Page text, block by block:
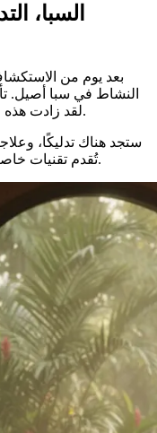
السبا،
بعد يوم من
النشاط في سبا أصيل.
لقد زادت هذه المنشآت، مقدمة تنوعًا كبيرًا من العلاجات.
ستجد هناك تدليكًا،
تُقدم تقنيات خاصة مثل الأحجار الساخنة أو لفائف الأعشاب.